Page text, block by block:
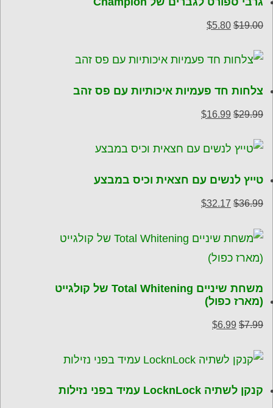
$19.00
המחיר
היה:
$5.80 המחיר
הוא:
צלחות חד פעמיות איכותיות עם פס זהב
$29.99
המחיר
היה:
$16.99 המחיר
הוא:
טייץ לנשים עם חצאית וכיס במבצע
$36.99
המחיר
היה:
$36.99.
$32.17 המחיר
הוא:
משחת שיניים Total Whitening של קולגייט
(מארז כפול)
$7.99
המחיר
היה:
$7.99.
$6.99 המחיר
הוא:
קנקן לשתיה LocknLock עמיד בפני נזילות